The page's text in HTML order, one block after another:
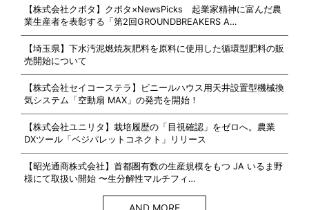
【株式会社クボタ】クボタ×NewsPicks 起業家精神に富んだ農
業生産者を表彰する「第2回GROUNDBREAKERS A…
【埼玉県】下水汚泥燃焼灰肥料を原料に使用した循環型肥料の販
売開始について
【株式会社セイコーステラ】ビニールハウス用天井設置型機械換
気システム「空動扇 MAX」の発売を開始！
【株式会社ユニリタ】栽培履歴の「目視確認」をゼロへ。農業
DXツール「ベジパレットコネクト」リリース
【昭光通商株式会社】首都圏有数の生産規模をもつ JA いるま野
様にて取扱い開始 〜生分解性マルチフィ…